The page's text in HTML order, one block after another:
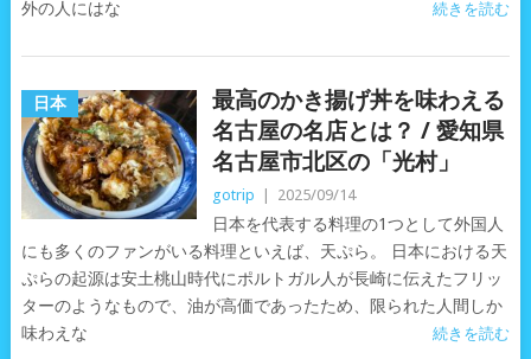
外の人にはな
続きを読む
日本
最高のかき揚げ丼を味わえる
名古屋の名店とは？ / 愛知県
名古屋市北区の「光村」
gotrip 2025/09/14
日本を代表する料理の1つとして外国人
にも多くのファンがいる料理といえば、天ぷら。 日本における天
ぷらの起源は安土桃山時代にポルトガル人が長崎に伝えたフリッ
ターのようなもので、油が高価であったため、限られた人間しか
味わえな
続きを読む